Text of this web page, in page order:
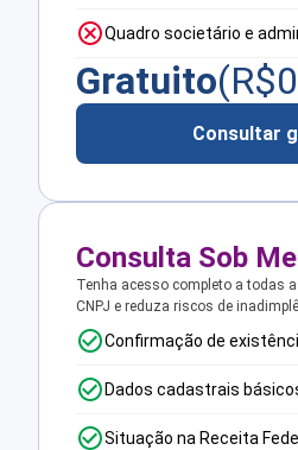
Quadro societário e
Gratuito(R$
Consultar
Consulta Sob
Tenha acesso completo a todas
CNPJ e reduza riscos de
Confirmação de
Dados cadastrais
Situação na Receita